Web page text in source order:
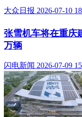
大众日报 2026-07-10
张雪机车将在重庆
万辆
闪电新闻 2026-07-09